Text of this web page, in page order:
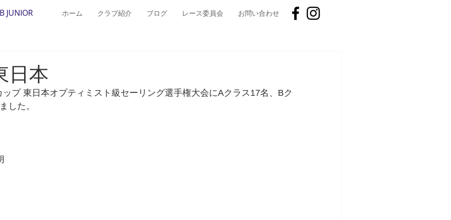
JUNIOR ホーム クラブ紹介 ブログ レース委員会 お問い合わせ
日本
プ 東日本オプティミスト級セーリング選手権大会にAクラス17名、Bク
した。